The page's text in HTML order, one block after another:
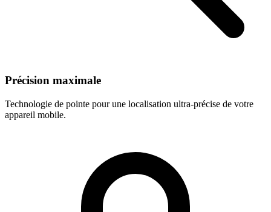
Précision maximale
Technologie de pointe pour une localisation ultra-précise de votre
appareil mobile.